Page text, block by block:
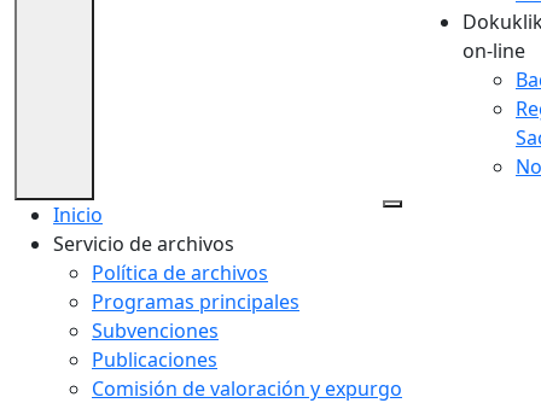
on-line
Inicio
Servicio de archivos
Política de archivos
Programas principales
Subvenciones
Publicaciones
Comisión de valoración y expurgo